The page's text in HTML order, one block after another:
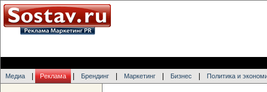
Медиа Реклама Брендинг Маркетинг Бизнес Политика и